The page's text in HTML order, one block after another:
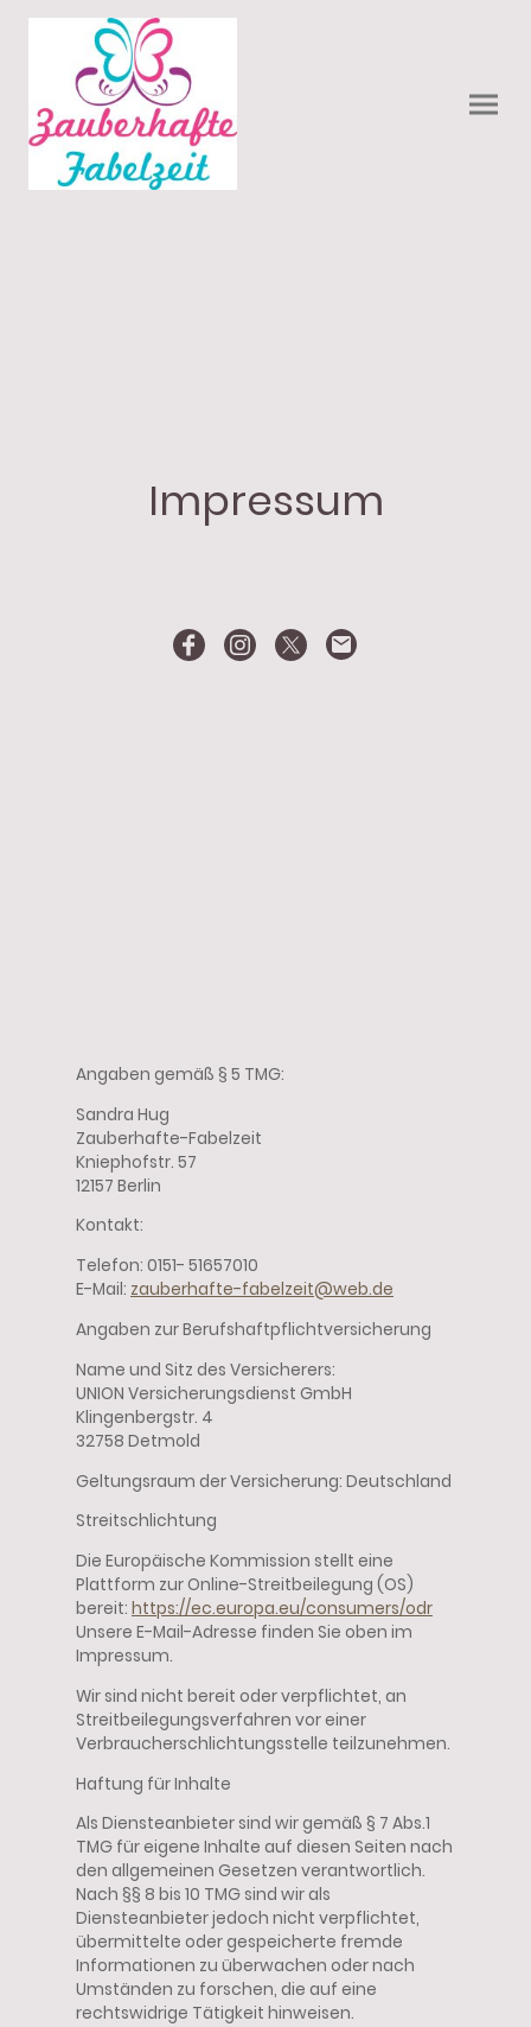
Impressum
Angaben gemäß § 5 TMG:
Sandra Hug
Zauberhafte-Fabelzeit
Kniephofstr. 57
12157 Berlin
Kontakt:
Telefon: 0151- 51657010
E-Mail: zauberhafte-fabelzeit@web.de
Angaben zur Berufshaftpflichtversicherung
Name und Sitz des Versicherers:
UNION Versicherungsdienst GmbH
Klingenbergstr. 4
32758 Detmold
Geltungsraum der Versicherung: Deutschland
Streitschlichtung
Die Europäische Kommission stellt eine
Plattform zur Online-Streitbeilegung (OS)
bereit: https://ec.europa.eu/consumers/odr
Unsere E-Mail-Adresse finden Sie oben im
Impressum.
Wir sind nicht bereit oder verpflichtet, an
Streitbeilegungsverfahren vor einer
Verbraucherschlichtungsstelle teilzunehmen.
Haftung für Inhalte
Als Diensteanbieter sind wir gemäß § 7 Abs.1
TMG für eigene Inhalte auf diesen Seiten nach
den allgemeinen Gesetzen verantwortlich.
Nach §§ 8 bis 10 TMG sind wir als
Diensteanbieter jedoch nicht verpflichtet,
übermittelte oder gespeicherte fremde
Informationen zu überwachen oder nach
Umständen zu forschen, die auf eine
rechtswidrige Tätigkeit hinweisen.